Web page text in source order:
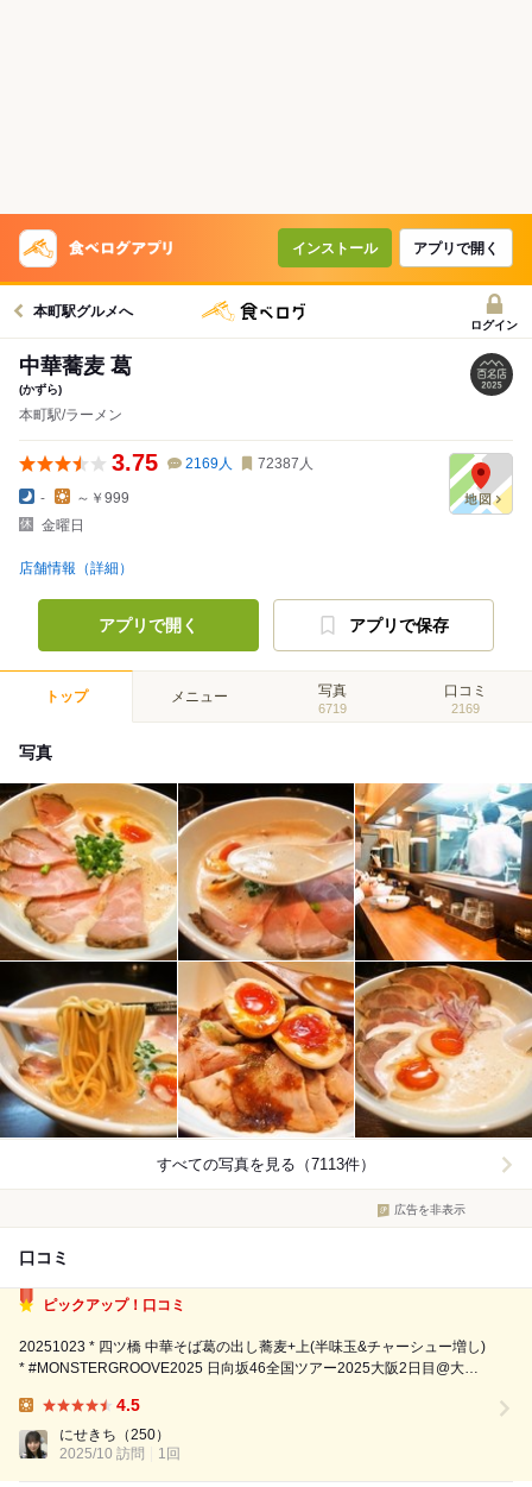
インストール アプリで開く
本町駅グルメへ
ログイン
中華蕎麦 葛
(かずら)
本町駅/ラーメン
3.75 2169人 72387 人
-
～￥999
金曜日
店舗情報（詳細）
アプリで開く アプリで保存
トップ メニュー 写真
6719
口コミ
2169
写真
すべての写真を見る（7113件）
広告を非表示
口コミ
ピックアップ！口コミ
20251023 * 四ツ橋 中華そば葛の出し蕎麦+上(半味玉&チャーシュー増し)
* #MONSTERGROOVE2025 日向坂46全国ツアー2025大阪2日目@大阪
から8年連続食べログの百名店に選出されている実力店...
4.5
にせきち （250）
2025/10 訪問
1回